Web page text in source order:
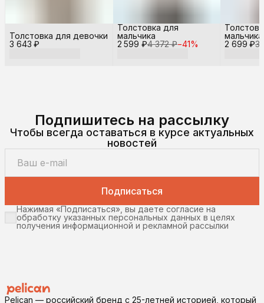
3 643 ₽
Толстовка для девочки
2 599 ₽4 372 ₽−41%
Толстовка для
мальчика
2 699 ₽3
мальчика
Подпишитесь на рассылку
Чтобы всегда оставаться в курсе актуальных
новостей
Подписаться
Нажимая «Подписаться», вы даете согласие на
обработку указанных персональных данных в целях
получения информационной и рекламной рассылки
Pelican — российский бренд с 25-летней историей, который